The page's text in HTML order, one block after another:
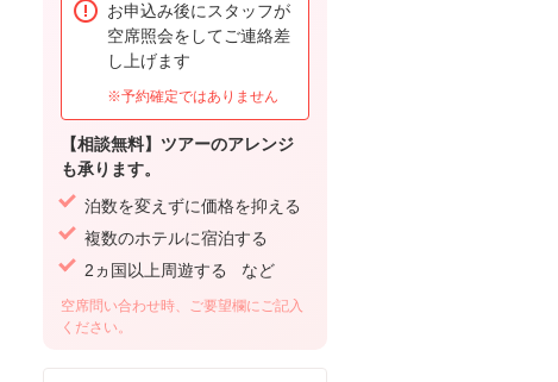
お申込み後にスタッフが
空席照会をしてご連絡差
し上げます
※予約確定ではありません
【相談無料】ツアーのアレンジ
も承ります。
泊数を変えずに価格を抑える
複数のホテルに宿泊する
2ヵ国以上周遊する など
空席問い合わせ時、ご要望欄にご記入
ください。